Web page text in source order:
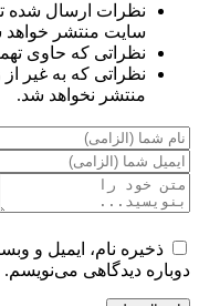
نظرات ارسال شده
سایت منتشر خواهد
نظراتی که حاوی
نظراتی که به غیر
منتشر نخواهد شد.
ذخیره نام، ایمیل و
دوباره دیدگاهی می‌نویسم.